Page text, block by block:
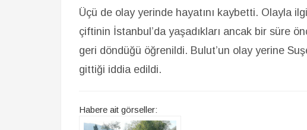
Üçü de olay yerinde hayatını kaybetti. Olayla
çiftinin İstanbul’da yaşadıkları ancak bir süre
geri döndüğü öğrenildi. Bulut’un olay yerine
gittiği iddia edildi.
Habere ait görseller: